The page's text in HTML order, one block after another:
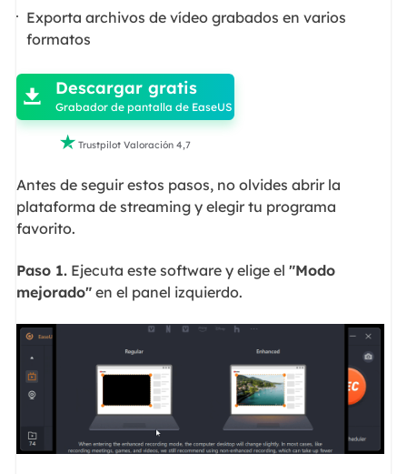
Exporta archivos de vídeo grabados en varios
formatos

 Descargar gratis
Grabador de pantalla de EaseUS
 Trustpilot Valoración 4,7
Antes de seguir estos pasos, no olvides abrir la
plataforma de streaming y elegir tu programa
favorito.
Paso 1.Ejecuta este software y elige el "Modo
mejorado"en el panel izquierdo.